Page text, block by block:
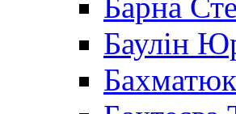
Баулін